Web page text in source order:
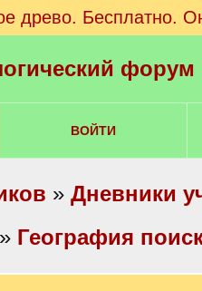
древо. Бесплатно.
ВОЙТИ
» Дневники
» География